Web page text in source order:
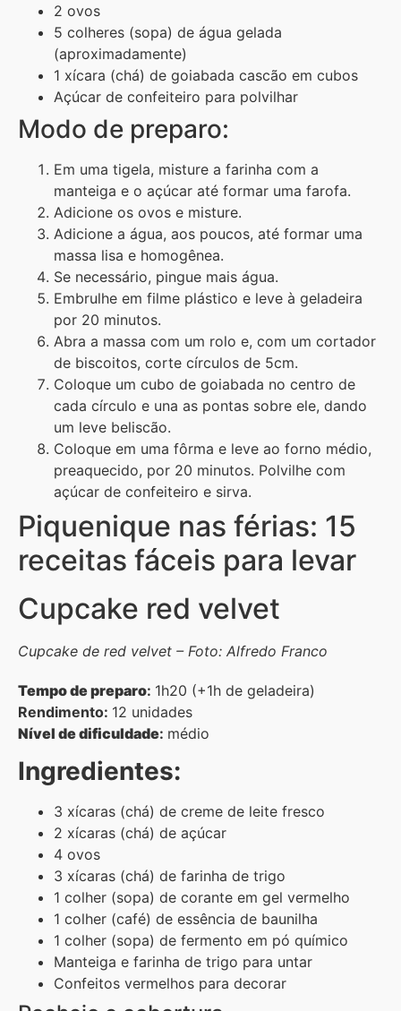
2 ovos
5 colheres (sopa) de água gelada
(aproximadamente)
1 xícara (chá) de goiabada cascão em cubos
Açúcar de confeiteiro para polvilhar
Modo de preparo:
Em uma tigela, misture a farinha com a
manteiga e o açúcar até formar uma farofa.
Adicione os ovos e misture.
Adicione a água, aos poucos, até formar uma
massa lisa e homogênea.
Se necessário, pingue mais água.
Embrulhe em filme plástico e leve à geladeira
por 20 minutos.
Abra a massa com um rolo e, com um cortador
de biscoitos, corte círculos de 5cm.
Coloque um cubo de goiabada no centro de
cada círculo e una as pontas sobre ele, dando
um leve beliscão.
Coloque em uma fôrma e leve ao forno médio,
preaquecido, por 20 minutos. Polvilhe com
açúcar de confeiteiro e sirva.
Piquenique nas férias: 15
receitas fáceis para levar
Cupcake red velvet
Cupcake de red velvet – Foto: Alfredo Franco
Tempo de preparo: 1h20 (+1h de geladeira)
Rendimento: 12 unidades
Nível de dificuldade: médio
Ingredientes:
3 xícaras (chá) de creme de leite fresco
2 xícaras (chá) de açúcar
4 ovos
3 xícaras (chá) de farinha de trigo
1 colher (sopa) de corante em gel vermelho
1 colher (café) de essência de baunilha
1 colher (sopa) de fermento em pó químico
Manteiga e farinha de trigo para untar
Confeitos vermelhos para decorar